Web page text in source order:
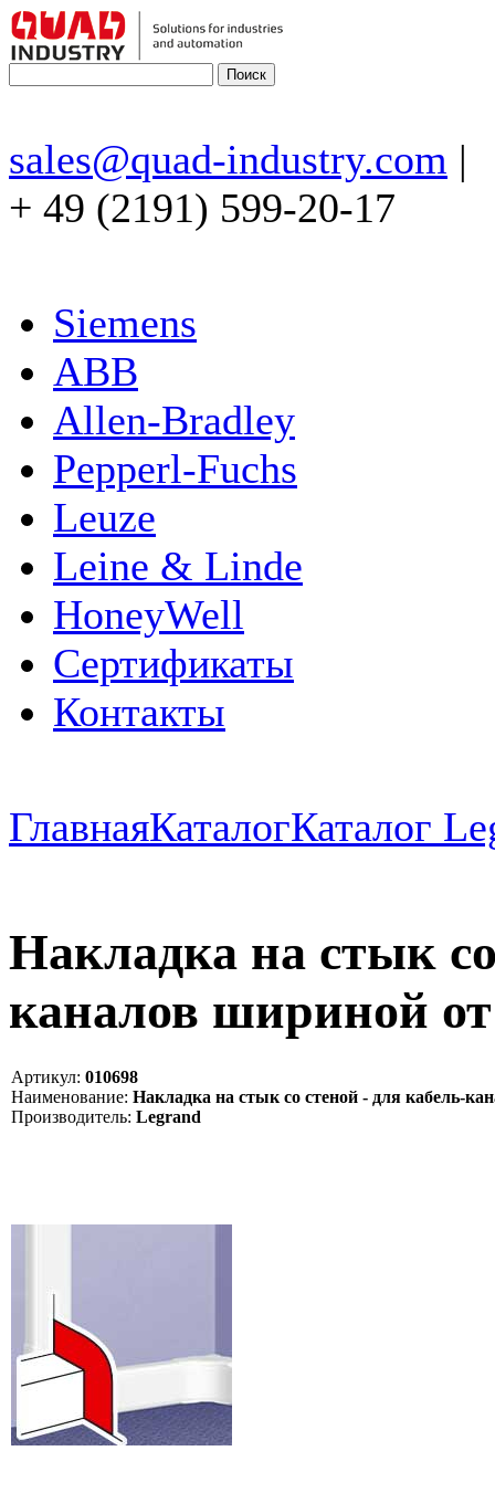
sales@quad-industry.com |
+ 49 (2191) 599-20-17
Siemens
ABB
Allen-Bradley
Pepperl-Fuchs
Leuze
Leine & Linde
HoneyWell
Сертификаты
Контакты
ГлавнаяКаталогКаталог
Накладка на стык
каналов шириной
Артикул: 010698
Наименование: Накладка на стык со стеной - для кабель-
Производитель: Legrand